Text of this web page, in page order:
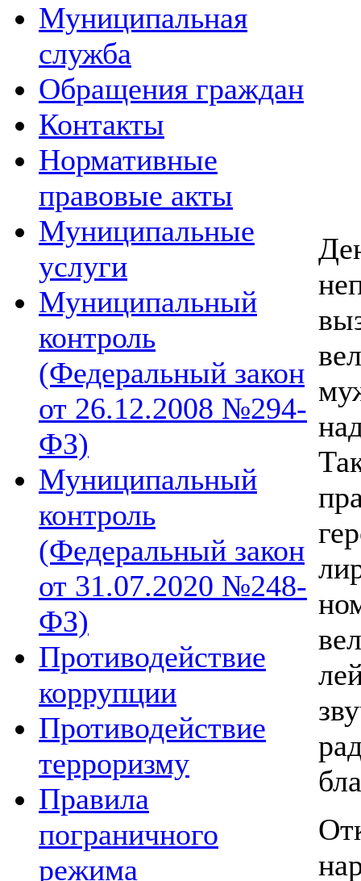
Муниципальная
служба
Обращения граждан
Контакты
Нормативные
правовые акты
Муниципальные
услуги
Муниципальный
контроль
(Федеральный закон
от 26.12.2008 №294-
ФЗ)
Муниципальный
контроль
(Федеральный закон
от 31.07.2020 №248-
ФЗ)
Противодействие
коррупции
Противодействие
терроризму
Правила
пограничного
режима